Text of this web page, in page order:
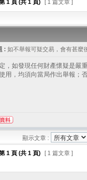
1 頁 (共 1 頁) [ 1 篇文章 ]
: 如不舉報可疑交易，會有甚麼
，如發現任何財產懷疑是嚴
用，均須向當局作出舉報；
顯示文章 :
1 頁 (共 1 頁) [ 1 篇文章 ]